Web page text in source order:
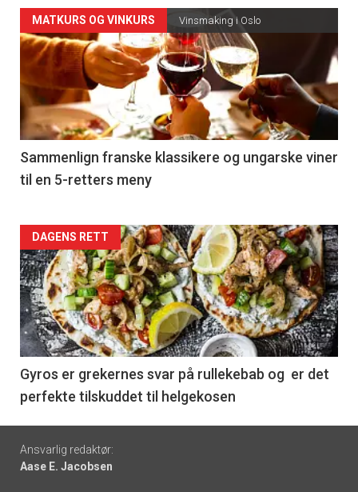
Forsiden
akkurat
nå
-
5
MATKURS OG VINKURS Vinsmaking i Oslo
Sammenlign franske klassikere og ungarske viner
til en 5-retters meny
Forsiden
akkurat
nå
-
6
DAGENS RETT
Gyros er grekernes svar på rullekebab og er det
perfekte tilskuddet til helgekosen
Footer
-
Ansvarlig redaktør:
Aase E. Jacobsen